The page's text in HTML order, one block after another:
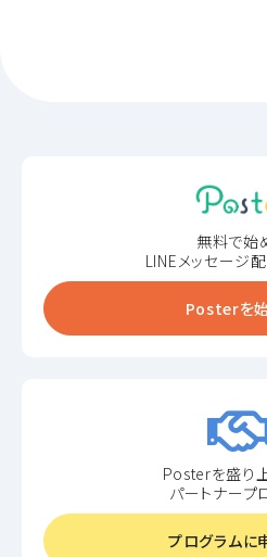
無料で始
LINEメッセージ
Posterを
Posterを盛り
パートナープ
プログラムに